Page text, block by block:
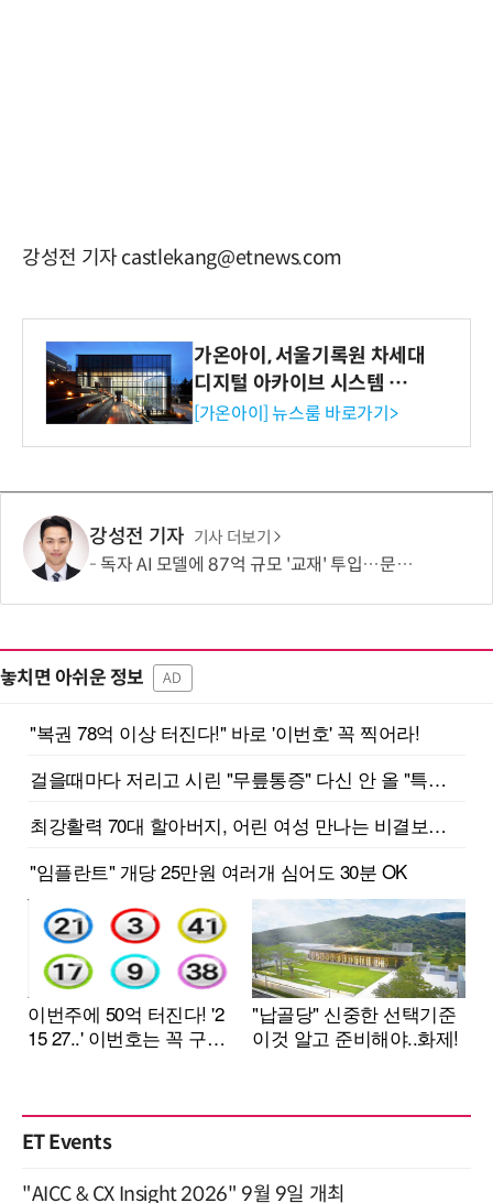
강성전 기자 castlekang@etnews.com
가온아이, 서울기록원 차세대
디지털 아카이브 시스템 구축
수행
[가온아이] 뉴스룸 바로가기>
강성전 기자 기사 더보기
독자 AI 모델에 87억 규모 '교재' 투입…문제·전공책에 강의영상까지
놓치면 아쉬운 정보 AD
ET Events
"AICC & CX Insight 2026" 9월 9일 개최